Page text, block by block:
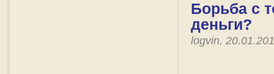
Борьба с
деньги?
logvin,